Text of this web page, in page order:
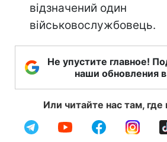
відзначений один
військовослужбовець.
Не упустите главное!
наши обновления
Или читайте нас там, где